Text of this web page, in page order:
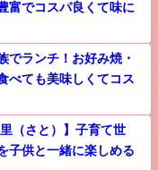
富でコスパ良くて味に
でランチ！お好み焼・
べても美味しくてコス
（さと）】子育て世
子供と一緒に楽しめる